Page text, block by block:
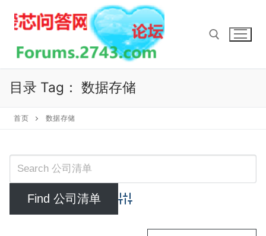
Search for:
目录 Tag： 数据存储
首页 数据存储
Advanced Search